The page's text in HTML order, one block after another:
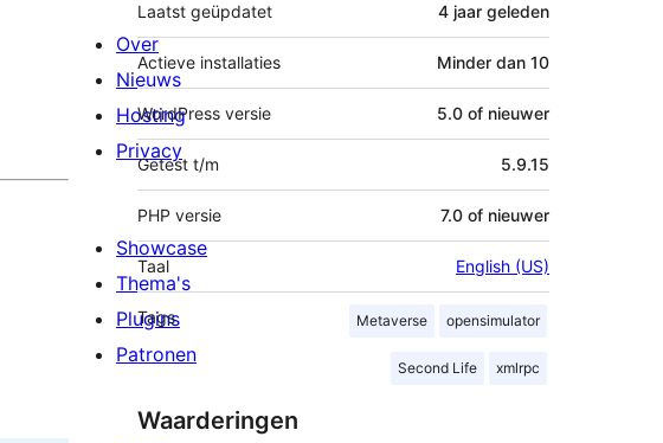
Laatst geüpdatet 4 jaar geleden
Actieve installaties Minder dan 10
WordPress versie 5.0 of nieuwer
Getest t/m 5.9.15
PHP versie 7.0 of nieuwer
Taal English (US)
Tags Metaverse opensimulator
Second Life xmlrpc
Waarderingen
Over
Nieuws
Hosting
Privacy
Showcase
Thema's
Plugins
Patronen